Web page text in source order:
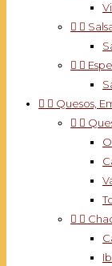
 
 
  Quesos,
 
 